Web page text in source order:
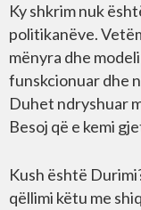
Ky shkrim nuk
politikanëve.
mënyra dhe
funskcionuar dhe
Duhet ndryshuar
Besoj që e kemi
Kush është
qëllimi këtu me